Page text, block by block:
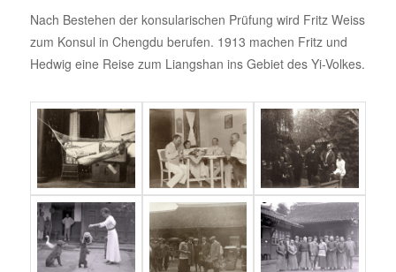
Nach Bestehen der konsularischen Prüfung wird Fritz Weiss
zum Konsul in Chengdu berufen. 1913 machen Fritz und
Hedwig eine Reise zum Liangshan ins Gebiet des Yi-Volkes.